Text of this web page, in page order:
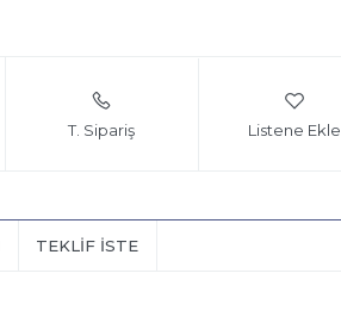
T. Sipariş Listene Ekle
TEKLIF İSTE